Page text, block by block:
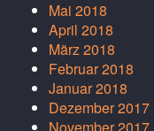
Mai 2018
April 2018
März 2018
Februar 2018
Januar 2018
Dezember 2017